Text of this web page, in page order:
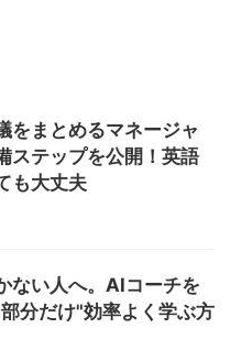
をまとめるマネージャ
ステップを公開！英語
も大丈夫
ない人へ。AIコーチを
分だけ"効率よく学ぶ方